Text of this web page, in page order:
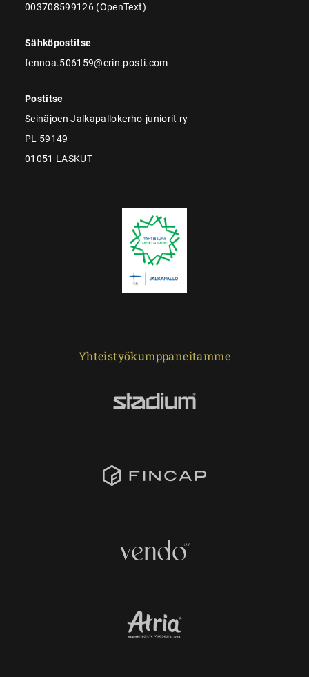
003708599126 (OpenText)
Sähköpostitse
fennoa.506159@erin.posti.com
Postitse
Seinäjoen Jalkapallokerho-juniorit ry
PL 59149
01051 LASKUT
Yhteistyökumppaneitamme